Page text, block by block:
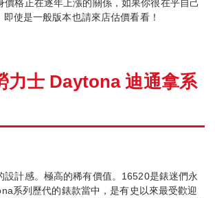
價格正在逐年上漲的關係，如果你很在乎自己
使是一般版本也請來店估價看看！
力士 Daytona 迪通拿系
設計感。極高的稀有價值。16520是錶迷們永
系列歷代的錶款當中，是有史以來最受歡迎